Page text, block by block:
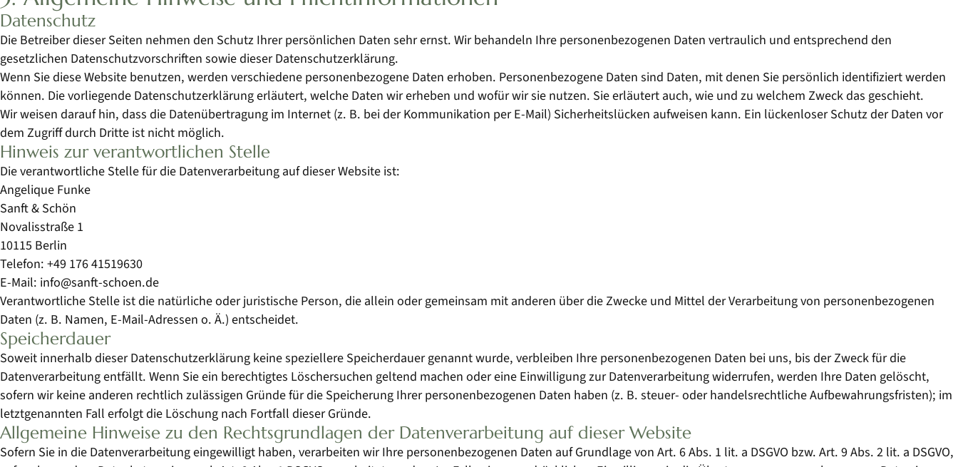
Datenschutz
Die Betreiber dieser Seiten nehmen den Schutz Ihrer persönlichen Daten sehr ernst. Wir behandeln Ihre personenbezogenen Daten vertraulich und entsprechend den
gesetzlichen Datenschutzvorschriften sowie dieser Datenschutzerklärung.
Wenn Sie diese Website benutzen, werden verschiedene personenbezogene Daten erhoben. Personenbezogene Daten sind Daten, mit denen Sie persönlich identifiziert werden
können. Die vorliegende Datenschutzerklärung erläutert, welche Daten wir erheben und wofür wir sie nutzen. Sie erläutert auch, wie und zu welchem Zweck das geschieht.
Wir weisen darauf hin, dass die Datenübertragung im Internet (z. B. bei der Kommunikation per E-Mail) Sicherheitslücken aufweisen kann. Ein lückenloser Schutz der Daten vor
dem Zugriff durch Dritte ist nicht möglich.
Hinweis zur verantwortlichen Stelle
Die verantwortliche Stelle für die Datenverarbeitung auf dieser Website ist:
Angelique Funke
Sanft & Schön
Novalisstraße 1
10115 Berlin
Telefon: +49 176 41519630
E-Mail: info@sanft-schoen.de
Verantwortliche Stelle ist die natürliche oder juristische Person, die allein oder gemeinsam mit anderen über die Zwecke und Mittel der Verarbeitung von personenbezogenen
Daten (z. B. Namen, E-Mail-Adressen o. Ä.) entscheidet.
Speicherdauer
Soweit innerhalb dieser Datenschutzerklärung keine speziellere Speicherdauer genannt wurde, verbleiben Ihre personenbezogenen Daten bei uns, bis der Zweck für die
Datenverarbeitung entfällt. Wenn Sie ein berechtigtes Löschersuchen geltend machen oder eine Einwilligung zur Datenverarbeitung widerrufen, werden Ihre Daten gelöscht,
sofern wir keine anderen rechtlich zulässigen Gründe für die Speicherung Ihrer personenbezogenen Daten haben (z. B. steuer- oder handelsrechtliche Aufbewahrungsfristen); im
letztgenannten Fall erfolgt die Löschung nach Fortfall dieser Gründe.
Allgemeine Hinweise zu den Rechtsgrundlagen der Datenverarbeitung auf dieser Website
Sofern Sie in die Datenverarbeitung eingewilligt haben, verarbeiten wir Ihre personenbezogenen Daten auf Grundlage von Art. 6 Abs. 1 lit. a DSGVO bzw. Art. 9 Abs. 2 lit. a DSGVO,